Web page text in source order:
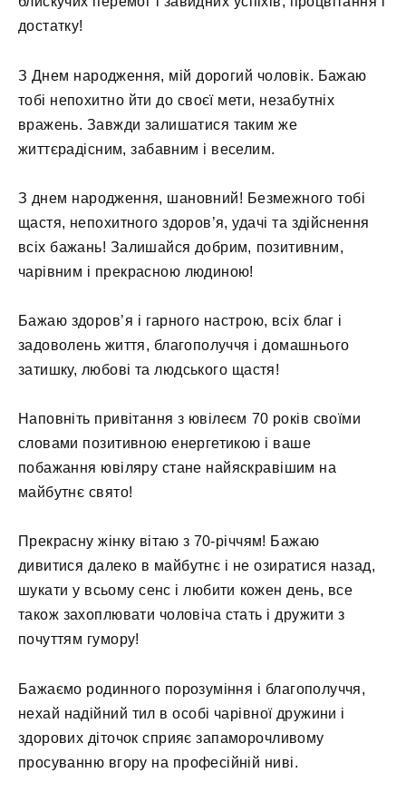
достатку!
З Днем народження, мій дорогий чоловік. Бажаю
тобі непохитно йти до своєї мети, незабутніх
вражень. Завжди залишатися таким же
життєрадісним, забавним і веселим.
З днем ​​народження, шановний! Безмежного тобі
щастя, непохитного здоров’я, удачі та здійснення
всіх бажань! Залишайся добрим, позитивним,
чарівним і прекрасною людиною!
Бажаю здоров’я і гарного настрою, всіх благ і
задоволень життя, благополуччя і домашнього
затишку, любові та людського щастя!
Наповніть привітання з ювілеєм 70 років своїми
словами позитивною енергетикою і ваше
побажання ювіляру стане найяскравішим на
майбутнє свято!
Прекрасну жінку вітаю з 70-річчям! Бажаю
дивитися далеко в майбутнє і не озиратися назад,
шукати у всьому сенс і любити кожен день, все
також захоплювати чоловіча стать і дружити з
почуттям гумору!
Бажаємо родинного порозуміння і благополуччя,
нехай надійний тил в особі чарівної дружини і
здорових діточок сприяє запаморочливому
просуванню вгору на професійній ниві.